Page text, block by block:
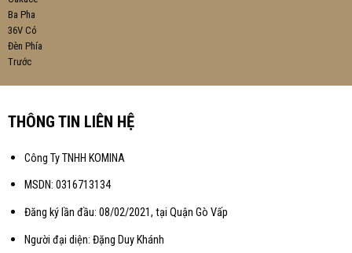
THÔNG TIN LIÊN HỆ
Công Ty TNHH KOMINA
MSDN: 0316713134
Đăng ký lần đầu: 08/02/2021, tại Quận Gò Vấp
Người đại diện: Đặng Duy Khánh